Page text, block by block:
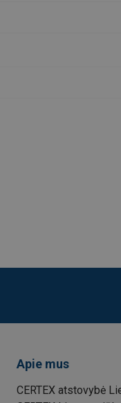
Apie mus
CERTEX atstovybė